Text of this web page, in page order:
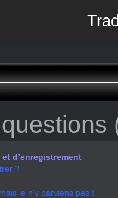
d’enregistrement
?
je n’y parviens pas !